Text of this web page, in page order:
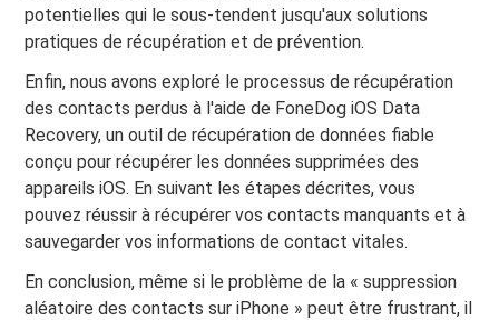
potentielles qui le sous-tendent jusqu'aux solutions
pratiques de récupération et de prévention.
Enfin, nous avons exploré le processus de récupération
des contacts perdus à l'aide de FoneDog iOS Data
Recovery, un outil de récupération de données fiable
conçu pour récupérer les données supprimées des
appareils iOS. En suivant les étapes décrites, vous
pouvez réussir à récupérer vos contacts manquants et à
sauvegarder vos informations de contact vitales.
En conclusion, même si le problème de la « suppression
aléatoire des contacts sur iPhone » peut être frustrant, il